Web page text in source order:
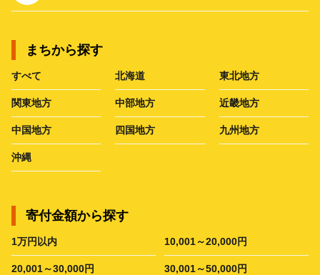
まちから探す
すべて 北海道 東北地方
関東地方 中部地方 近畿地方
中国地方 四国地方 九州地方
沖縄
寄付金額から探す
1万円以内 10,001～20,000円
20,001～30,000円 30,001～50,000円